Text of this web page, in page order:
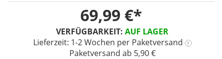
VERFÜGBARKEIT: AUF LAGER
Lieferzeit: 1-2 Wochen per Paketversand ?
Paketversand ab 5,90 €
69,99 €